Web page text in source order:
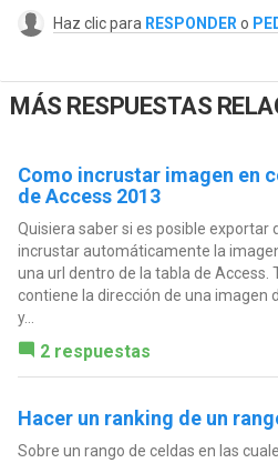
Haz clic para RESPONDER o
MÁS RESPUESTAS
Como incrustar imagen en
de Access 2013
Quisiera saber si es posible exportar
incrustar automáticamente la
una url dentro de la tabla de Access.
contiene la dirección de una imagen
y...
2 respuestas
Hacer un ranking de un
Sobre un rango de celdas en las